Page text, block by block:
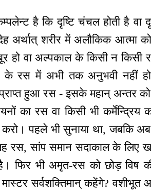
है कि दृष्टि चंचल होती है वा
अर्थात् शरीर में अलौकिक आत्मा
वा अल्पकाल के किसी न किसी
के रस में अभी तक अनुभवी नहीं
प्राप्त हुआ रस - इसके महान्
का रस वा किसी भी
पहले भी सुनाया था, जबकि
यह रस, सांप समान सदाकाल के
फिर भी अमृत-रस को छोड़ विष
सर्वशक्तिमान् कहेंगे?